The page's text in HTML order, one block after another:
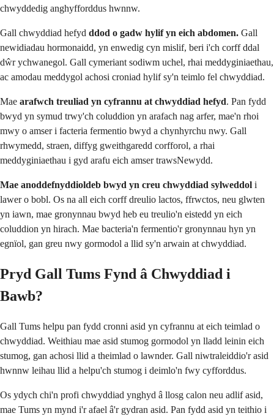
chwyddedig anghyfforddus hwnnw.
Gall chwyddiad hefyd ddod o gadw hylif yn eich abdomen. Gall
newidiadau hormonaidd, yn enwedig cyn mislif, beri i'ch corff ddal
dŵr ychwanegol. Gall cymeriant sodiwm uchel, rhai meddyginiaethau,
ac amodau meddygol achosi croniad hylif sy'n teimlo fel chwyddiad.
Mae arafwch treuliad yn cyfrannu at chwyddiad hefyd. Pan fydd
bwyd yn symud trwy'ch coluddion yn arafach nag arfer, mae'n rhoi
mwy o amser i facteria fermentio bwyd a chynhyrchu nwy. Gall
rhwymedd, straen, diffyg gweithgaredd corfforol, a rhai
meddyginiaethau i gyd arafu eich amser trawsNewydd.
Mae anoddefnyddioldeb bwyd yn creu chwyddiad sylweddol i
lawer o bobl. Os na all eich corff dreulio lactos, ffrwctos, neu glwten
yn iawn, mae gronynnau bwyd heb eu treulio'n eistedd yn eich
coluddion yn hirach. Mae bacteria'n fermentio'r gronynnau hyn yn
egnïol, gan greu nwy gormodol a llid sy'n arwain at chwyddiad.
Pryd Gall Tums Fynd â Chwyddiad i
Bawb?
Gall Tums helpu pan fydd cronni asid yn cyfrannu at eich teimlad o
chwyddiad. Weithiau mae asid stumog gormodol yn lladd leinin eich
stumog, gan achosi llid a theimlad o lawnder. Gall niwtraleiddio'r asid
hwnnw leihau llid a helpu'ch stumog i deimlo'n fwy cyfforddus.
Os ydych chi'n profi chwyddiad ynghyd â llosg calon neu adlif asid,
mae Tums yn mynd i'r afael â'r gydran asid. Pan fydd asid yn teithio i